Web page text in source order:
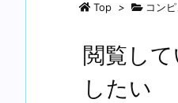
Top > コン
閲覧し
したい